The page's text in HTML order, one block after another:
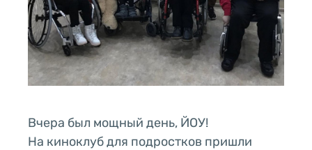
Вчера был мощный день, ЙОУ!
На киноклуб для подростков пришли